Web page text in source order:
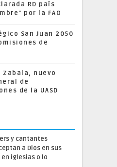
RD país
por la FAO
San Juan 2050
de
Zabala, nuevo
de
de la UASD
y cantantes
a Dios en sus
iglesias o lo